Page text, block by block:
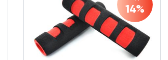
14%